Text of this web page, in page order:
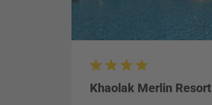
Khaolak Merlin Resort